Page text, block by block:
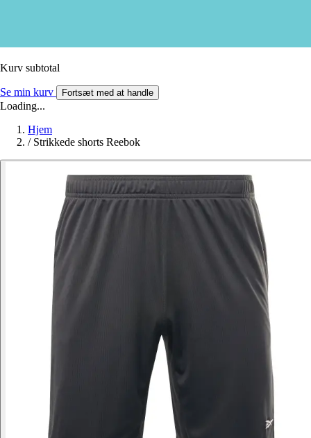
Kurv subtotal
Se min kurv Fortsæt med at handle
Loading...
Hjem
/ Strikkede shorts Reebok